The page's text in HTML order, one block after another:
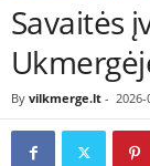
Savaitės
By vilkmerge.lt - 2026-